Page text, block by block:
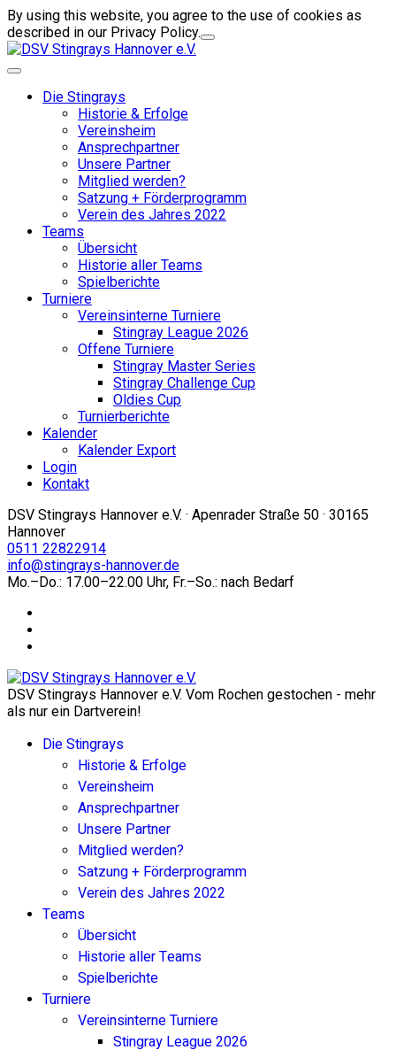
By using this website, you agree to the use of cookies as
described in our Privacy Policy.
Die Stingrays
Historie & Erfolge
Vereinsheim
Ansprechpartner
Unsere Partner
Mitglied werden?
Satzung + Förderprogramm
Verein des Jahres 2022
Teams
Übersicht
Historie aller Teams
Spielberichte
Turniere
Vereinsinterne Turniere
Stingray League 2026
Offene Turniere
Stingray Master Series
Stingray Challenge Cup
Oldies Cup
Turnierberichte
Kalender
Kalender Export
Login
Kontakt
DSV Stingrays Hannover e.V. · Apenrader Straße 50 · 30165
Hannover
0511 22822914
info@stingrays-hannover.de
Mo.–Do.: 17.00–22.00 Uhr, Fr.–So.: nach Bedarf
DSV Stingrays Hannover e.V. Vom Rochen gestochen - mehr
als nur ein Dartverein!
Die Stingrays
Historie & Erfolge
Vereinsheim
Ansprechpartner
Unsere Partner
Mitglied werden?
Satzung + Förderprogramm
Verein des Jahres 2022
Teams
Übersicht
Historie aller Teams
Spielberichte
Turniere
Vereinsinterne Turniere
Stingray League 2026